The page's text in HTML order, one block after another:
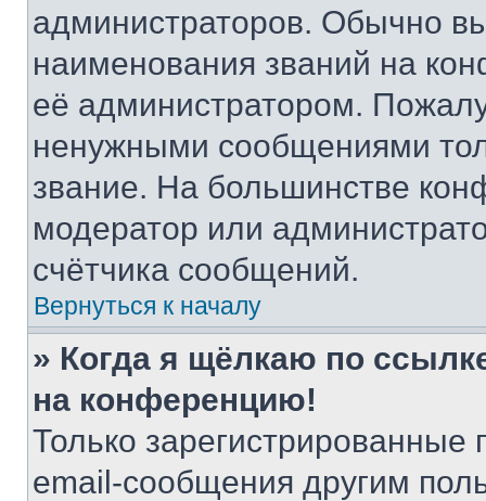
администраторов. Обычно
наименования званий на
её администратором.
ненужными сообщениями
звание. На большинстве
модератор или
счётчика сообщений.
Вернуться к началу
» Когда я щёлкаю по
на конференцию!
Только зарегистрированные
email-сообщения другим